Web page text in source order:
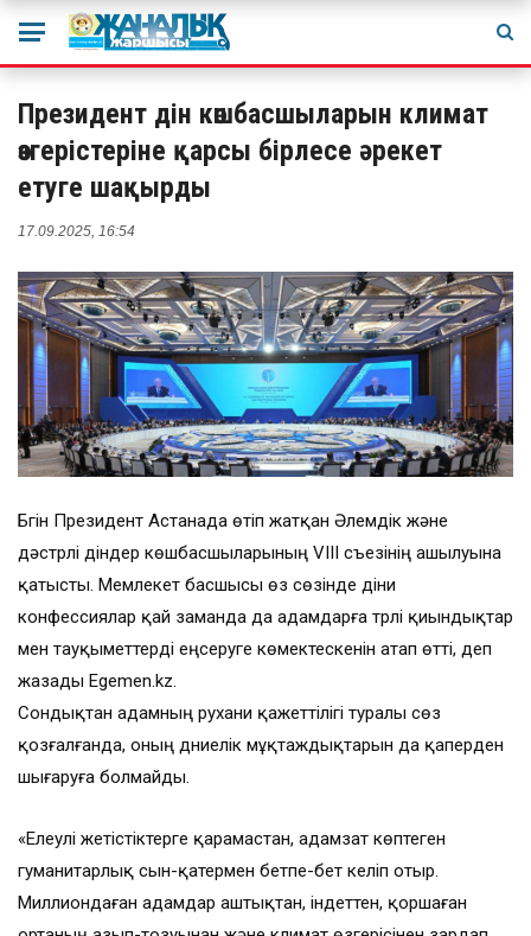
Президент дін көшбасшыларын климат
өзгерістеріне қарсы бірлесе әрекет
етуге шақырды
17.09.2025, 16:54
Бүгін Президент Астанада өтіп жатқан Әлемдік және
дәстүрлі діндер көшбасшыларының VIII съезінің ашылуына
қатысты. Мемлекет басшысы өз сөзінде діни
конфессиялар қай заманда да адамдарға түрлі қиындықтар
мен тауқыметтерді еңсеруге көмектескенін атап өтті, деп
жазады Egemen.kz.
Сондықтан адамның рухани қажеттілігі туралы сөз
қозғалғанда, оның дүниелік мұқтаждықтарын да қаперден
шығаруға болмайды.
«Елеулі жетістіктерге қарамастан, адамзат көптеген
гуманитарлық сын-қатермен бетпе-бет келіп отыр.
Миллиондаған адамдар аштықтан, індеттен, қоршаған